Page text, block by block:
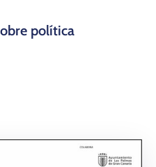
política